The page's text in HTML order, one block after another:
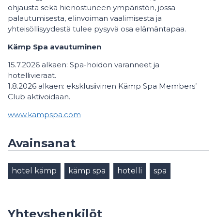
ohjausta sekä hienostuneen ympäristön, jossa
palautumisesta, elinvoiman vaalimisesta ja
yhteisöllisyydestä tulee pysyvä osa elämäntapaa.
Kämp Spa avautuminen
15.7.2026 alkaen: Spa-hoidon varanneet ja
hotellivieraat.
1.8.2026 alkaen: eksklusiivinen Kämp Spa Members’
Club aktivoidaan.
www.kampspa.com
Avainsanat
hotel kämp kämp spa hotelli spa
Yhteyshenkilöt